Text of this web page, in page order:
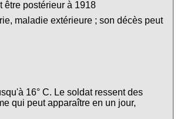
être postérieur à 1918
maladie extérieure ; son décès peut
16° C. Le soldat ressent des
qui peut apparaître en un jour,